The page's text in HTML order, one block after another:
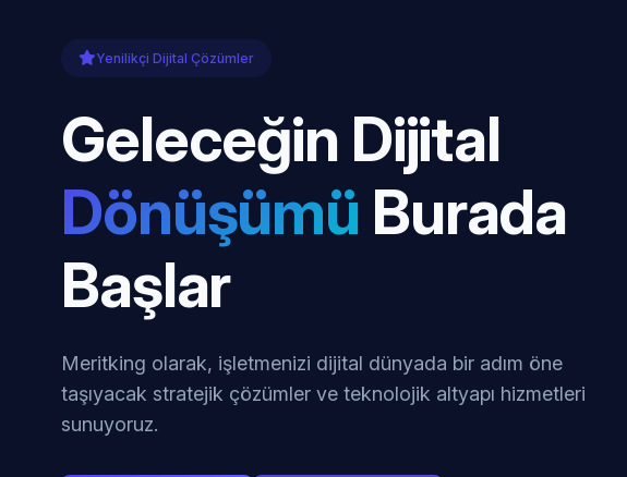
Yenilikçi Dijital Çözümler
Geleceğin Dijital
Dönüşümü Burada
Başlar
Meritking olarak, işletmenizi dijital dünyada bir adım öne
taşıyacak stratejik çözümler ve teknolojik altyapı hizmetleri
sunuyoruz.